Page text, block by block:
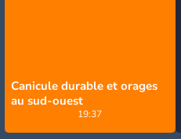
Canicule durable et orages
au sud-ouest
19:37